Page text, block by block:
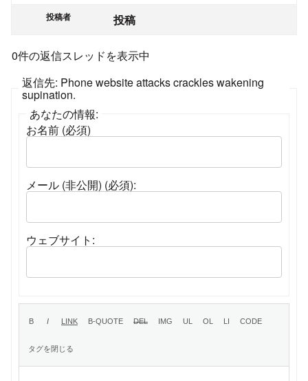
投稿者 投稿
0件の返信スレッドを表示中
返信先: Phone website attacks crackles wakening
supination.
あなたの情報:
お名前 (必須)
メール (非公開) (必須):
ウェブサイト: